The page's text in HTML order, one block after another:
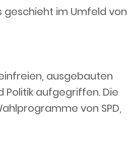
geschieht im Umfeld von
ausgebauten
aufgegriffen. Die
von SPD,